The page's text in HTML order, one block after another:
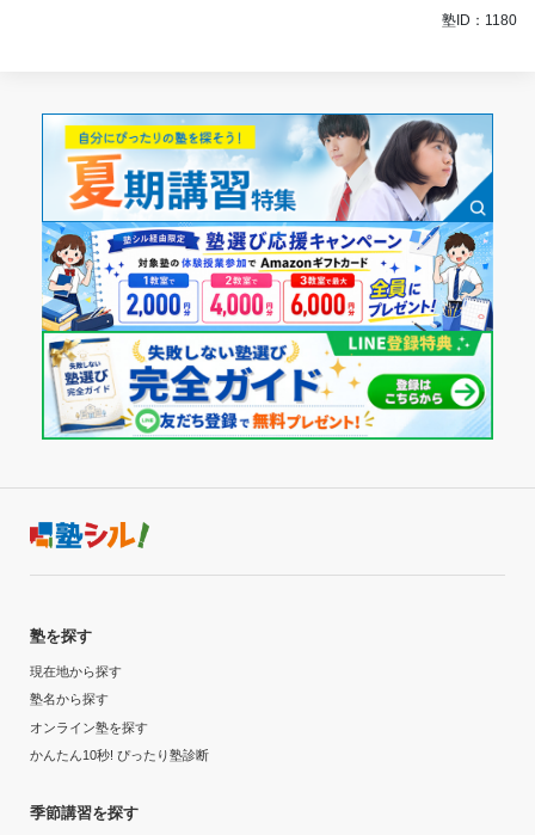
塾ID：1180
塾を探す
現在地から探す
塾名から探す
オンライン塾を探す
かんたん10秒! ぴったり塾診断
季節講習を探す